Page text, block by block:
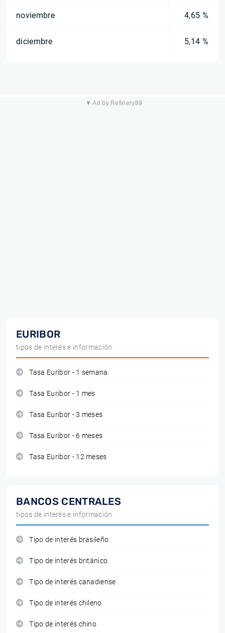
noviembre 4,65 %
diciembre 5,14 %
▼ Ad by Refinery89
EURIBOR
tipos de interés e información
Tasa Euribor - 1 semana
Tasa Euribor - 1 mes
Tasa Euribor - 3 meses
Tasa Euribor - 6 meses
Tasa Euribor - 12 meses
BANCOS CENTRALES
tipos de interés e información
Tipo de interés brasileño
Tipo de interés británico
Tipo de interés canadiense
Tipo de interés chileno
Tipo de interés chino